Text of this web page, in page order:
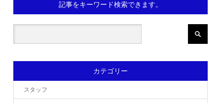
記事をキーワード検索できます。
カテゴリー
スタッフ